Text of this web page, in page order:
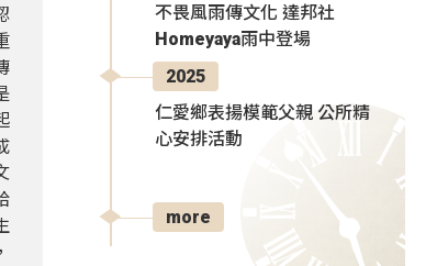
不畏風雨傳文化 達邦社
Homeyaya雨中登場
2025
仁愛鄉表揚模範父親 公所精
心安排活動
more